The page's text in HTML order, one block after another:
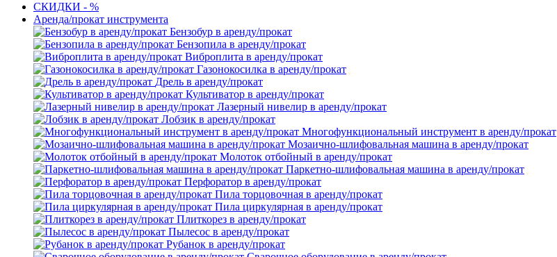
СКИДКИ - %
Аренда/прокат инструмента
Бензобур в аренду/прокат
Бензопила в аренду/прокат
Виброплита в аренду/прокат
Газонокосилка в аренду/прокат
Дрель в аренду/прокат
Культиватор в аренду/прокат
Лазерный нивелир в аренду/прокат
Лобзик в аренду/прокат
Многофункциональный инструмент в аренду/прокат
Мозаично-шлифовальная машина в аренду/прокат
Молоток отбойный в аренду/прокат
Паркетно-шлифовальная машина в аренду/прокат
Перфоратор в аренду/прокат
Пила торцовочная в аренду/прокат
Пила циркулярная в аренду/прокат
Плиткорез в аренду/прокат
Пылесос в аренду/прокат
Рубанок в аренду/прокат